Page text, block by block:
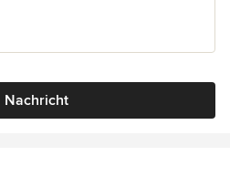
Nachricht